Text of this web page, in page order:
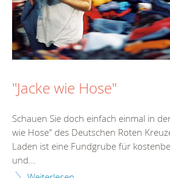
"Jacke wie Hose"
Schauen Sie doch einfach einmal in
wie Hose" des Deutschen Roten
Laden ist eine Fundgrube für
und...